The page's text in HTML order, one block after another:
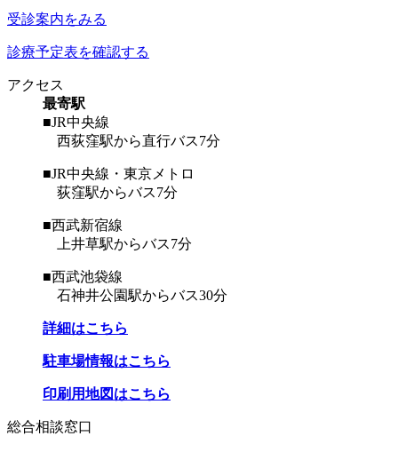
受診案内をみる
診療予定表を確認する
アクセス
最寄駅
■JR中央線
西荻窪駅から直行バス7分
■JR中央線・東京メトロ
荻窪駅からバス7分
■西武新宿線
上井草駅からバス7分
■西武池袋線
石神井公園駅からバス30分
詳細はこちら
駐車場情報はこちら
印刷用地図はこちら
総合相談窓口